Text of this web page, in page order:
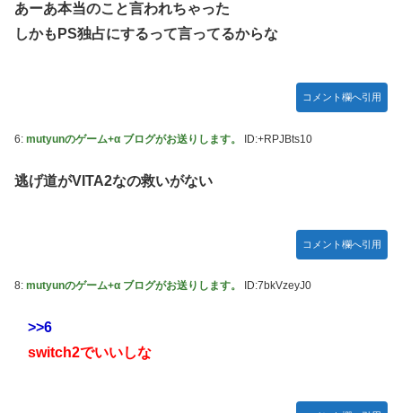
熊本県知事の要請をガン無視したTBS、避難所に取材班が押
し入ってプライバシーに全く配慮しない報道を……
「私達が原爆ドーム前をあけ渡せば核戦争が始まってしま
う」と訴える市民団体、それを聞いた被爆3世の人が……
【乃木坂46】
あーあ本当のこと言われちゃった
しかもPS独占にするって言ってるからな
コメント欄へ引用
6: mutyunのゲーム+α ブログがお送りします。 ID:+RPJBts10
逃げ道がVITA2なの救いがない
コメント欄へ引用
8: mutyunのゲーム+α ブログがお送りします。 ID:7bkVzeyJ0
>>6
switch2でいいしな